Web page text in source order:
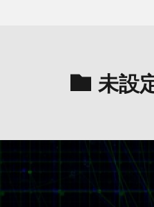
未設